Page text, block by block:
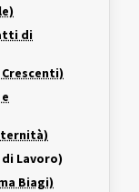
di
Crescenti)
di Lavoro)
Biagi)